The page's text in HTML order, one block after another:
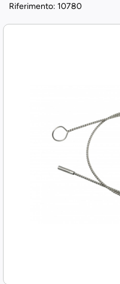
Riferimento: 10780